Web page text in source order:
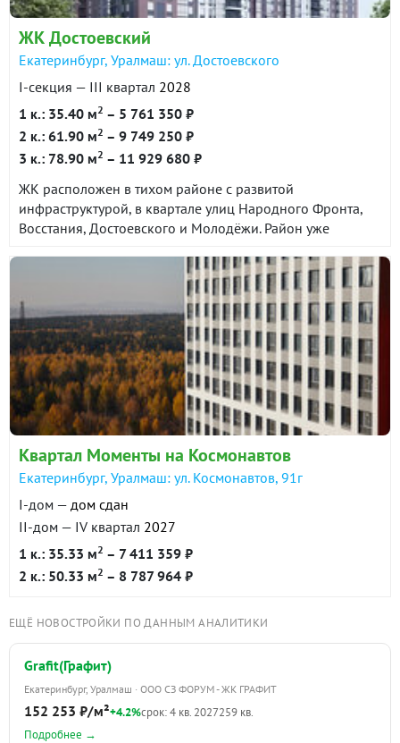
ЖК Достоевский
Екатеринбург, Уралмаш: ул. Достоевского
I-секция — III квартал 2028
1 к.: 35.40 м2 – 5 761 350 ₽
2 к.: 61.90 м2 – 9 749 250 ₽
3 к.: 78.90 м2 – 11 929 680 ₽
ЖК расположен в тихом районе с развитой
инфраструктурой, в квартале улиц Народного Фронта,
Восстания, Достоевского и Молодёжи. Район уже
объекты социальной и торговой инфраструктуры. До
центра города 25 минут на автомобиле. До станции
метро Проспект Космонавтов около 10 минут на
общественном транспорте.
Квартал Моменты на Космонавтов
Екатеринбург, Уралмаш: ул. Космонавтов, 91г
I-дом — дом сдан
II-дом — IV квартал 2027
1 к.: 35.33 м2 – 7 411 359 ₽
2 к.: 50.33 м2 – 8 787 964 ₽
ЕЩЁ НОВОСТРОЙКИ ПО ДАННЫМ АНАЛИТИКИ
Grafit(Графит)
Екатеринбург, Уралмаш · ООО СЗ ФОРУМ - ЖК ГРАФИТ
152 253 ₽/м²+4.2%срок: 4 кв. 2027259 кв.
Подробнее →